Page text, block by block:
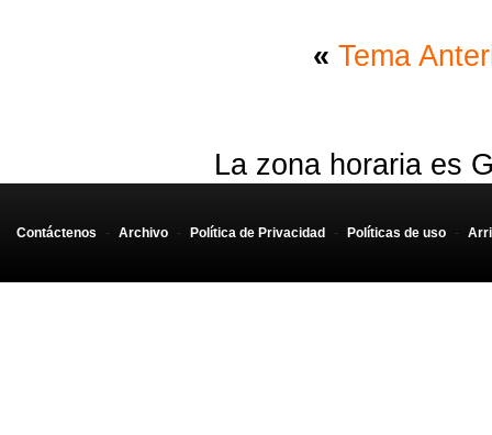
« Tema
La zona horaria es
Contáctenos - Archivo - Política de Privacidad - Políticas de uso -